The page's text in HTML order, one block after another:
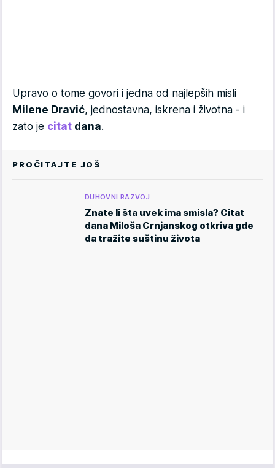
Upravo o tome govori i jedna od najlepših misli
Milene Dravić, jednostavna, iskrena i životna - i
zato je citat dana.
PROČITAJTE JOŠ
DUHOVNI RAZVOJ
Znate li šta uvek ima smisla? Citat
dana Miloša Crnjanskog otkriva gde
da tražite suštinu života